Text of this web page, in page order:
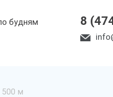
будням
8
500 м